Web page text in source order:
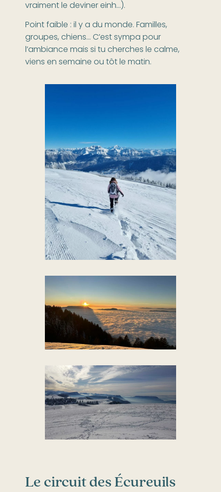
vraiment le deviner einh…).
Point faible : il y a du monde. Familles,
groupes, chiens… C’est sympa pour
l’ambiance mais si tu cherches le calme,
viens en semaine ou tôt le matin.
Le circuit des Écureuils